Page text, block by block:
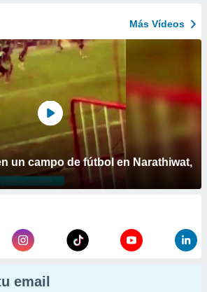
Más Vídeos
un campo de fútbol en Narathiwat,
email